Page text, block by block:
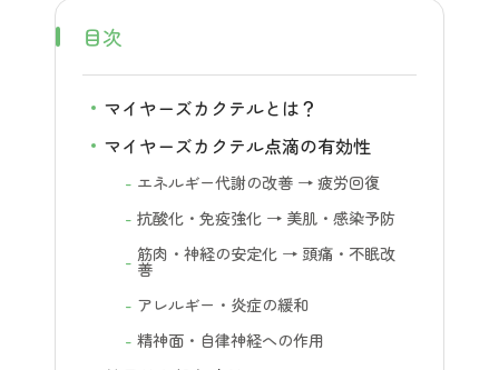
目次
マイヤーズカクテルとは？
マイヤーズカクテル点滴の有効性
エネルギー代謝の改善 → 疲労回復
抗酸化・免疫強化 → 美肌・感染予防
筋肉・神経の安定化 → 頭痛・不眠改
善
アレルギー・炎症の緩和
精神面・自律神経への作用